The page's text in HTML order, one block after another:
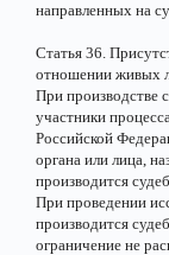
направленных на
Статья 36.
отношении живых
При производстве
участники
Российской
органа или лица,
производится
При проведении
производится
ограничение не